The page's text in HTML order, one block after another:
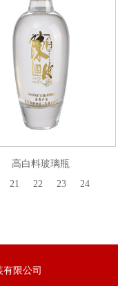
高白料玻璃瓶
21 22 23
24
限公司